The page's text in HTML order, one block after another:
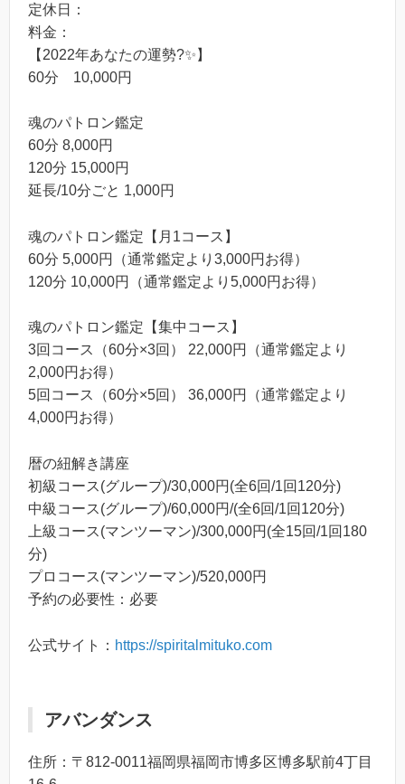
定休日：
料金：
【2022年あなたの運勢?✨】
60分 10,000円
魂のパトロン鑑定
60分 8,000円
120分 15,000円
延長/10分ごと 1,000円
魂のパトロン鑑定【月1コース】
60分 5,000円（通常鑑定より3,000円お得）
120分 10,000円（通常鑑定より5,000円お得）
魂のパトロン鑑定【集中コース】
3回コース（60分×3回） 22,000円（通常鑑定より
2,000円お得）
5回コース（60分×5回） 36,000円（通常鑑定より
4,000円お得）
暦の紐解き講座
初級コース(グループ)/30,000円(全6回/1回120分)
中級コース(グループ)/60,000円/(全6回/1回120分)
上級コース(マンツーマン)/300,000円(全15回/1回180
分)
プロコース(マンツーマン)/520,000円
予約の必要性：必要
公式サイト： https://spiritalmituko.com
アバンダンス
住所：〒812-0011福岡県福岡市博多区博多駅前4丁目